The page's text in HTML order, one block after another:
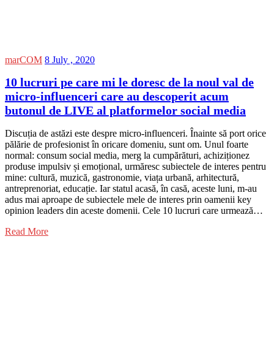
marCOM 8 July , 2020
10 lucruri pe care mi le doresc de la noul val de
micro-influenceri care au descoperit acum
butonul de LIVE al platformelor social media
Discuția de astăzi este despre micro-influenceri. Înainte să port orice
pălărie de profesionist în oricare domeniu, sunt om. Unul foarte
normal: consum social media, merg la cumpărături, achiziționez
produse impulsiv și emoțional, urmăresc subiectele de interes pentru
mine: cultură, muzică, gastronomie, viața urbană, arhitectură,
antreprenoriat, educație. Iar statul acasă, în casă, aceste luni, m-au
adus mai aproape de subiectele mele de interes prin oamenii key
opinion leaders din aceste domenii. Cele 10 lucruri care urmează…
Read More